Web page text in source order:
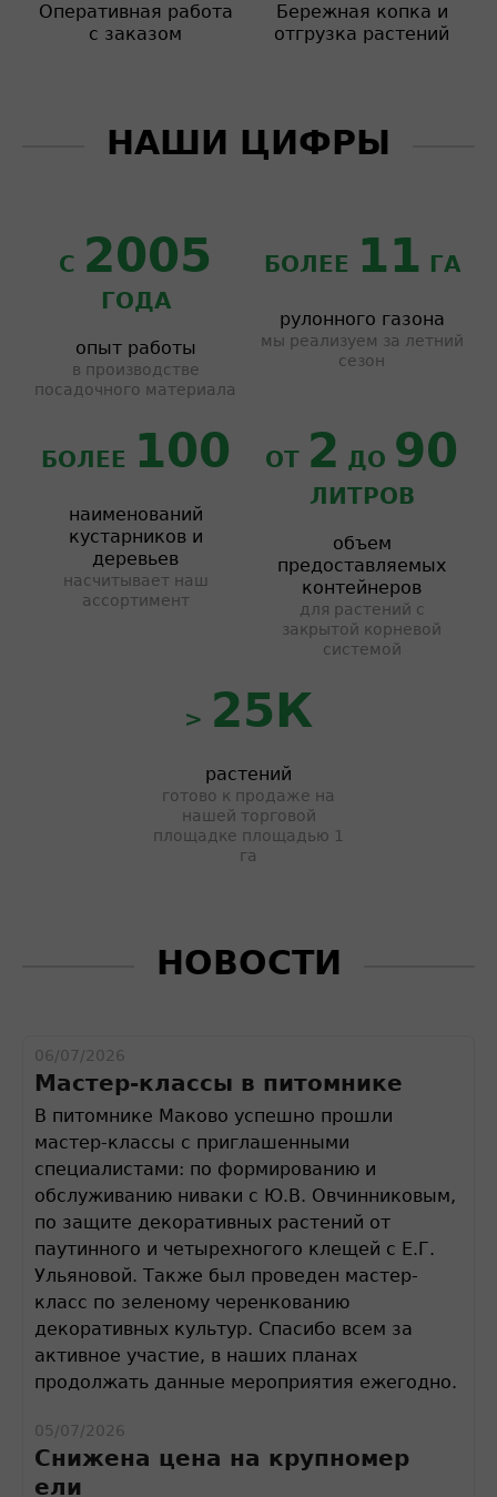
Оперативная работа
с заказом
Бережная копка и
отгрузка растений
НАШИ ЦИФРЫ
С 2005
ГОДА
опыт работы
в производстве
посадочного материала
БОЛЕЕ 11 ГА
рулонного газона
мы реализуем за летний
сезон
БОЛЕЕ 100
наименований
кустарников и
деревьев
насчитывает наш
ассортимент
ОТ 2 ДО 90
ЛИТРОВ
объем
предоставляемых
контейнеров
для растений с
закрытой корневой
системой
> 25К
растений
готово к продаже на
нашей торговой
площадке площадью 1
га
НОВОСТИ
06/07/2026
Мастер-классы в питомнике
В питомнике Маково успешно прошли
мастер-классы с приглашенными
специалистами: по формированию и
обслуживанию ниваки с Ю.В. Овчинниковым,
по защите декоративных растений от
паутинного и четырехногого клещей с Е.Г.
Ульяновой. Также был проведен мастер-
класс по зеленому черенкованию
декоративных культур. Спасибо всем за
активное участие, в наших планах
продолжать данные мероприятия ежегодно.
05/07/2026
Снижена цена на крупномер
ели